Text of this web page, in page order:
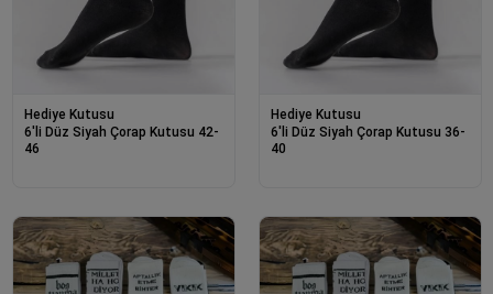
Hediye Kutusu
6'li Düz Siyah Çorap Kutusu 42-
46
Hediye Kutusu
6'li Düz Siyah Çorap Kutusu 36-
40